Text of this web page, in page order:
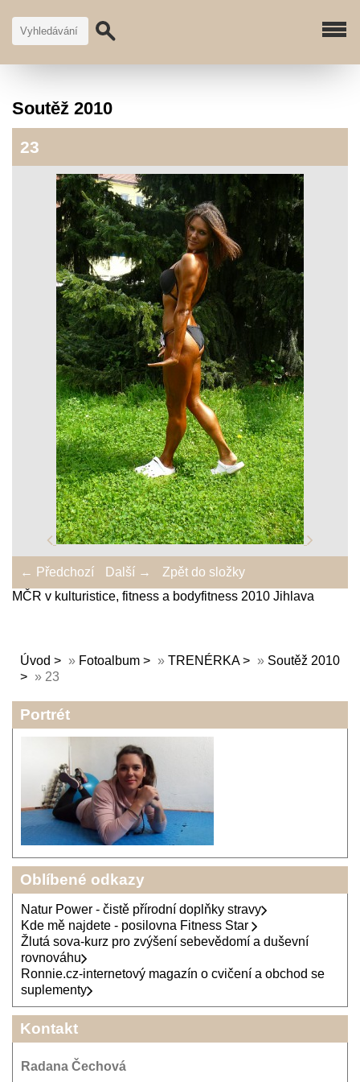
Soutěž 2010
23
← Předchozí Další →
Zpět do složky
MČR v kulturistice, fitness a bodyfitness 2010 Jihlava
Úvod » Fotoalbum » TRENÉRKA » Soutěž 2010
» 23
Portrét
Oblíbené odkazy
Natur Power - čistě přírodní doplňky stravy
Kde mě najdete - posilovna Fitness Star
Žlutá sova-kurz pro zvýšení sebevědomí a duševní
rovnováhu
Ronnie.cz-internetový magazín o cvičení a obchod se
suplementy
Kontakt
Radana Čechová